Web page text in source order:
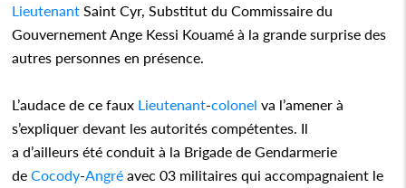
Lieutenant Saint Cyr, Substitut du Commissaire du
Gouvernement Ange Kessi Kouamé à la grande surprise des
autres personnes en présence.
L’audace de ce faux Lieutenant-colonel va l’amener à
s’expliquer devant les autorités compétentes. Il
a d’ailleurs été conduit à la Brigade de Gendarmerie
deCocody-Angré avec 03 militaires qui accompagnaient le